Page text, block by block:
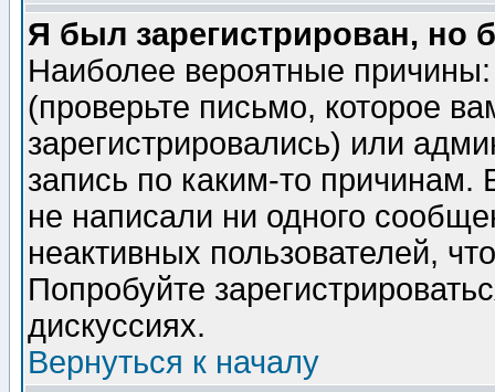
Я был зарегистрирован, но
Наиболее вероятные
(проверьте письмо, которое
зарегистрировались) или
запись по каким-то
не написали ни одного
неактивных пользователей,
Попробуйте
дискуссиях.
Вернуться к началу